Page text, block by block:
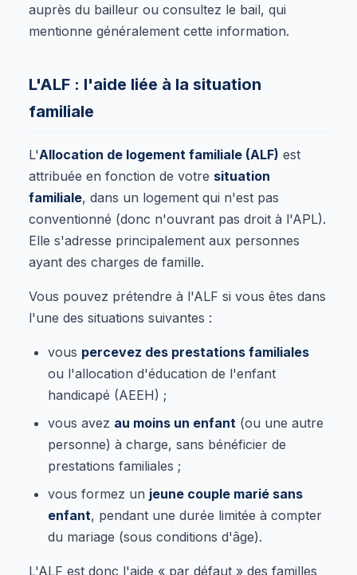
auprès du bailleur ou consultez le bail, qui
mentionne généralement cette information.
L'ALF : l'aide liée à la situation
familiale
L'Allocation de logement familiale (ALF) est
attribuée en fonction de votre situation
familiale, dans un logement qui n'est pas
conventionné (donc n'ouvrant pas droit à l'APL).
Elle s'adresse principalement aux personnes
ayant des charges de famille.
Vous pouvez prétendre à l'ALF si vous êtes dans
l'une des situations suivantes :
vous percevez des prestations familiales
ou l'allocation d'éducation de l'enfant
handicapé (AEEH) ;
vous avez au moins un enfant (ou une autre
personne) à charge, sans bénéficier de
prestations familiales ;
vous formez un jeune couple marié sans
enfant, pendant une durée limitée à compter
du mariage (sous conditions d'âge).
L'ALF est donc l'aide « par défaut » des familles